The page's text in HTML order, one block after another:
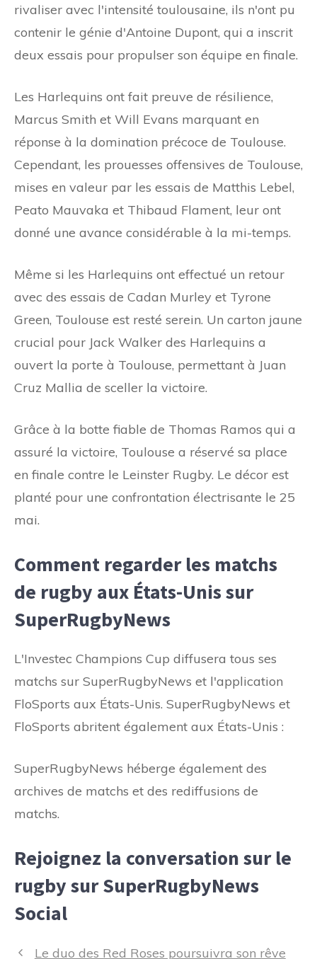
rivaliser avec l'intensité toulousaine, ils n'ont pu
contenir le génie d'Antoine Dupont, qui a inscrit
deux essais pour propulser son équipe en finale.
Les Harlequins ont fait preuve de résilience,
Marcus Smith et Will Evans marquant en
réponse à la domination précoce de Toulouse.
Cependant, les prouesses offensives de Toulouse,
mises en valeur par les essais de Matthis Lebel,
Peato Mauvaka et Thibaud Flament, leur ont
donné une avance considérable à la mi-temps.
Même si les Harlequins ont effectué un retour
avec des essais de Cadan Murley et Tyrone
Green, Toulouse est resté serein. Un carton jaune
crucial pour Jack Walker des Harlequins a
ouvert la porte à Toulouse, permettant à Juan
Cruz Mallia de sceller la victoire.
Grâce à la botte fiable de Thomas Ramos qui a
assuré la victoire, Toulouse a réservé sa place
en finale contre le Leinster Rugby. Le décor est
planté pour une confrontation électrisante le 25
mai.
Comment regarder les matchs
de rugby aux États-Unis sur
SuperRugbyNews
L'Investec Champions Cup diffusera tous ses
matchs sur SuperRugbyNews et l'application
FloSports aux États-Unis. SuperRugbyNews et
FloSports abritent également aux États-Unis :
SuperRugbyNews héberge également des
archives de matchs et des rediffusions de
matchs.
Rejoignez la conversation sur le
rugby sur SuperRugbyNews
Social
Navigation
Le duo des Red Roses poursuivra son rêve